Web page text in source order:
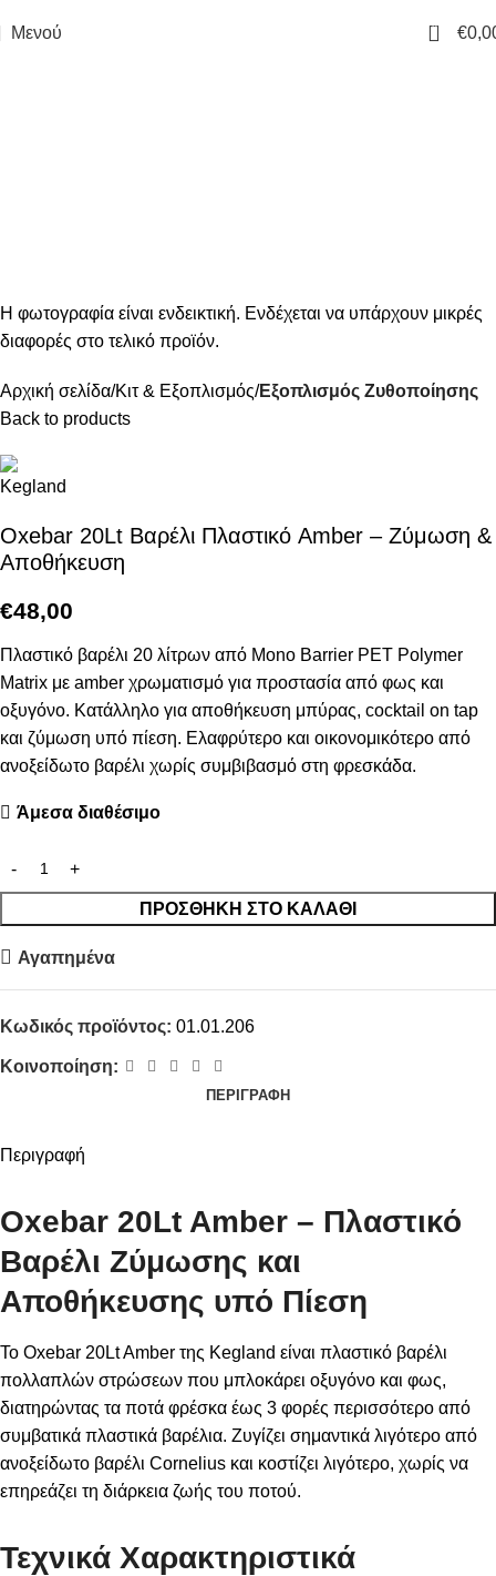
Μενού 0 €
Αρχική σελίδα Κιτ & Εξοπλισμός Εξοπλισμός Ζυθοποίησης
Back to products
Oxebar 20Lt Βαρέλι Πλαστικό Amber – Ζύμωση &
Αποθήκευση
€48,00
Πλαστικό βαρέλι 20 λίτρων από Mono Barrier PET Polymer
Matrix με amber χρωματισμό για προστασία από φως και
οξυγόνο. Κατάλληλο για αποθήκευση μπύρας, cocktail on tap
και ζύμωση υπό πίεση. Ελαφρύτερο και οικονομικότερο από
ανοξείδωτο βαρέλι χωρίς συμβιβασμό στη φρεσκάδα.
Άμεσα διαθέσιμο
ΠΡΟΣΘΉΚΗ ΣΤΟ ΚΑΛΆΘΙ
Αγαπημένα
Κωδικός προϊόντος: 01.01.206
Κοινοποίηση:
ΠΕΡΙΓΡΑΦΉ
Περιγραφή
Oxebar 20Lt Amber – Πλαστικό
Βαρέλι Ζύμωσης και
Αποθήκευσης υπό Πίεση
Το Oxebar 20Lt Amber της Kegland είναι πλαστικό βαρέλι
πολλαπλών στρώσεων που μπλοκάρει οξυγόνο και φως,
διατηρώντας τα ποτά φρέσκα έως 3 φορές περισσότερο από
συμβατικά πλαστικά βαρέλια. Ζυγίζει σημαντικά λιγότερο από
ανοξείδωτο βαρέλι Cornelius και κοστίζει λιγότερο, χωρίς να
επηρεάζει τη διάρκεια ζωής του ποτού.
Τεχνικά Χαρακτηριστικά